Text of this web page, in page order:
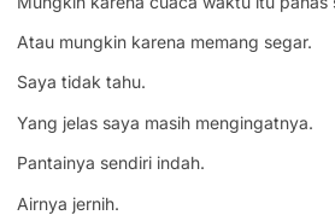
Atau mungkin karena memang segar.
Saya tidak tahu.
Yang jelas saya masih mengingatnya.
Pantainya sendiri indah.
Airnya jernih.